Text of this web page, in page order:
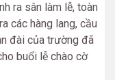
ra sân làm lễ, toàn
các hàng lang, cầu
đài của trường đã
buổi lễ chào cờ